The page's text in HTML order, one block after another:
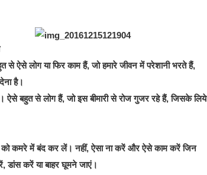
से ऐसे लोग या फिर काम हैं, जो हमारे जीवन में परेशानी भरते हैं,
है।
बहुत से लोग हैं, जो इस बीमारी से रोज गुजर रहे हैं, जिसके लिये
कमरे में बंद कर लें। नहीं, ऐसा ना करें और ऐसे काम करें जिन
डांस करें या बाहर घूमने जाएं।